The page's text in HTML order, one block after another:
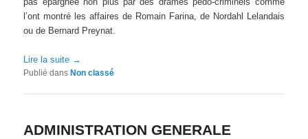
l’ont montré les affaires de Romain Farina, de Nordahl Lelandais
ou de Bernard Preynat.
Lire la suite →
Publié dans Non classé
ADMINISTRATION GENERALE